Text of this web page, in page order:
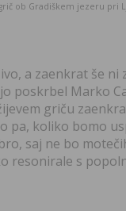
ob Gradiškem jezeru pri
a zaenkrat še ni
poskrbel Marko
griču
pa, koliko bomo
saj ne bo
resonirale s